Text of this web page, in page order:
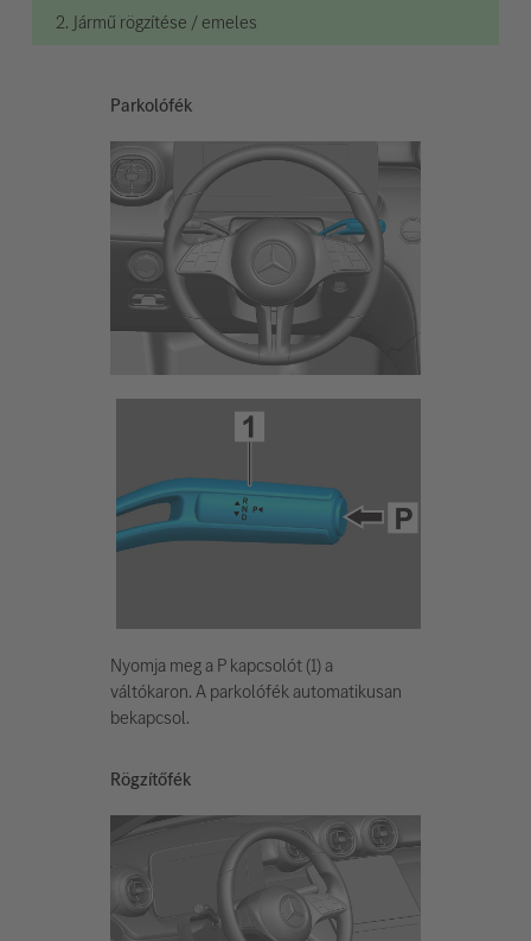
2. Jármű rögzítése / emeles
Parkolófék
Nyomja meg a P kapcsolót (1) a
váltókaron. A parkolófék automatikusan
bekapcsol.
Rögzítőfék